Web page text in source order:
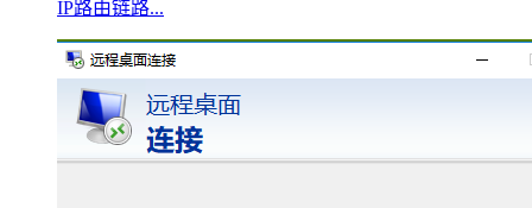
IP路由链路...